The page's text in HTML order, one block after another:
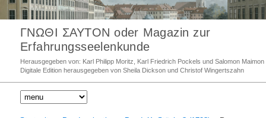
ΓΝΩΘΙ ΣΑΥΤΟΝ oder Magazin zur
Erfahrungsseelenkunde
Herausgegeben von: Karl Philipp Moritz, Karl Friedrich Pockels und Salomon Maimon
Digitale Edition herausgegeben von Sheila Dickson und Christof Wingertszahn